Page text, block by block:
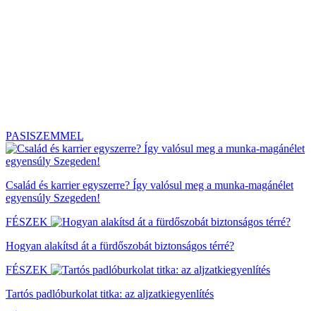
PASISZEMMEL
Család és karrier egyszerre? Így valósul meg a munka-magánélet
egyensúly Szegeden!
FÉSZEK
Hogyan alakítsd át a fürdőszobát biztonságos térré?
FÉSZEK
Tartós padlóburkolat titka: az aljzatkiegyenlítés